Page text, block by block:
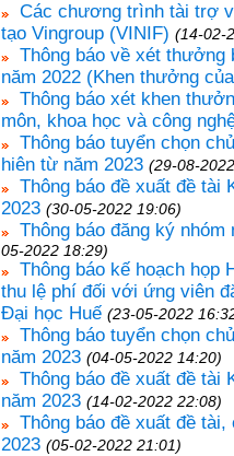
Các chương trình tài trợ
tạo Vingroup (VINIF) (14-02-
Thông báo về xét thưởng
năm 2022 (Khen thưởng
Thông báo xét khen
môn, khoa học và công
Thông báo tuyển chọn
hiên từ năm 2023 (29-08-
Thông báo đề xuất đề tài
2023 (30-05-2022 19:06)
Thông báo đăng ký
05-2022 18:29)
Thông báo kế hoạch họp
thu lệ phí đối với ứng viên
Đại học Huế (23-05-2022
Thông báo tuyển chọn
năm 2023 (04-05-2022 14:20)
Thông báo đề xuất đề tài
năm 2023 (14-02-2022 22:08)
Thông báo đề xuất đề
2023 (05-02-2022 21:01)